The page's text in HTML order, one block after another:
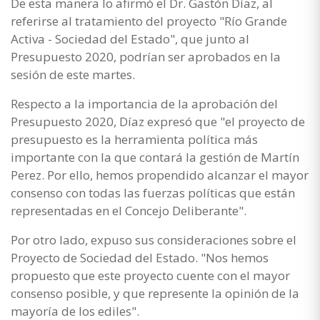
referirse al tratamiento del proyecto "Río Grande
Activa - Sociedad del Estado", que junto al
Presupuesto 2020, podrían ser aprobados en la
sesión de este martes.
Respecto a la importancia de la aprobación del
Presupuesto 2020, Díaz expresó que "el proyecto de
presupuesto es la herramienta política más
importante con la que contará la gestión de Martín
Perez. Por ello, hemos propendido alcanzar el mayor
consenso con todas las fuerzas políticas que están
representadas en el Concejo Deliberante".
Por otro lado, expuso sus consideraciones sobre el
Proyecto de Sociedad del Estado. "Nos hemos
propuesto que este proyecto cuente con el mayor
consenso posible, y que represente la opinión de la
mayoría de los ediles".